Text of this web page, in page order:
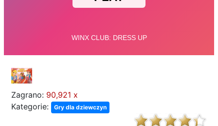
Zagrano: 90,921 x
Kategorie:
Gry dla dziewczyn